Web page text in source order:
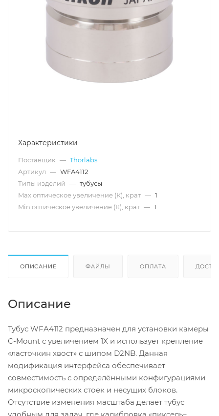
Характеристики
Поставщик — Thorlabs
Артикул — WFA4112
Типы изделий — тубусы
Max оптическое увеличение (К), крат — 1
Min оптическое увеличение (К), крат — 1
ОПИСАНИЕ ФАЙЛЫ ОПЛАТА
Описание
Тубус WFA4112 предназначен для установки камеры
C-Mount с увеличением 1X и использует крепление
«ласточкин хвост» с шипом D2NB. Данная
модификация интерфейса обеспечивает
совместимость с определёнными конфигурациями
микроскопических стоек и несущих блоков.
Отсутствие изменения масштаба делает тубус